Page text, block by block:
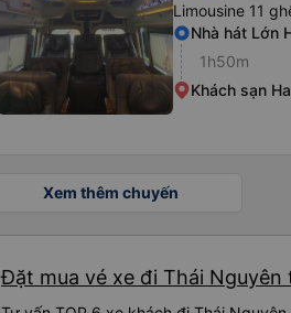
Limousine 11
Nhà hát Lớn
1h50m
Khách sạn
Xem thêm chuyến
Đặt mua vé xe đi Thái Nguyên